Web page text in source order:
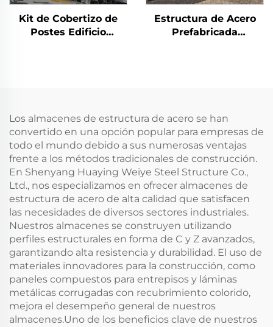
Kit de Cobertizo de
Postes Edificio
Estructura de Acero
Prefabricada
Edificio de Acero
Los almacenes de estructura de acero se han
convertido en una opción popular para empresas de
todo el mundo debido a sus numerosas ventajas
frente a los métodos tradicionales de construcción.
En Shenyang Huaying Weiye Steel Structure Co.,
Ltd., nos especializamos en ofrecer almacenes de
estructura de acero de alta calidad que satisfacen
las necesidades de diversos sectores industriales.
Nuestros almacenes se construyen utilizando
perfiles estructurales en forma de C y Z avanzados,
garantizando alta resistencia y durabilidad. El uso de
materiales innovadores para la construcción, como
paneles compuestos para entrepisos y láminas
metálicas corrugadas con recubrimiento colorido,
mejora el desempeño general de nuestros
almacenes.Uno de los beneficios clave de nuestros